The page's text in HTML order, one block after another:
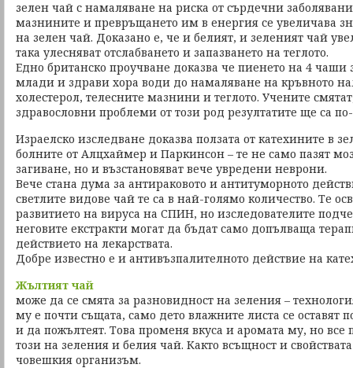
зелен чай с намаляване на риска от сърдечни
мазнините и превръщането им в енергия се увеличава
на зелен чай. Доказано е, че и белият, и зеленият чай
така улесняват отслабването и запазването на теглото.
Едно британско проучване доказва че пиенето на 4 чаши
млади и здрави хора води до намаляване на кръвното
холестерол, телесните мазнини и теглото. Учените
здравословни проблеми от този род резултатите ще са
Израелско изследване доказва ползата от катехините в
болните от Алцхаймер и Паркинсон – те не само пазят
загиване, но и възстановяват вече увредени неврони.
Вече стана дума за антираковото и антитуморното
светлите видове чай те са в най-голямо количество. Те
развитието на вируса на СПИН, но изследователите
неговите екстракти могат да бъдат само допълваща
действието на лекарствата.
Добре известно е и антивъзпалителното действие на
Жълтият чай
може да се смята за разновидност на зеления –
му е почти същата, само дето влажните листа се оставят
и да пожълтеят. Това променя вкуса и аромата му, но все
този на зеления и белия чай. Както всъщност и
човешкия организъм.